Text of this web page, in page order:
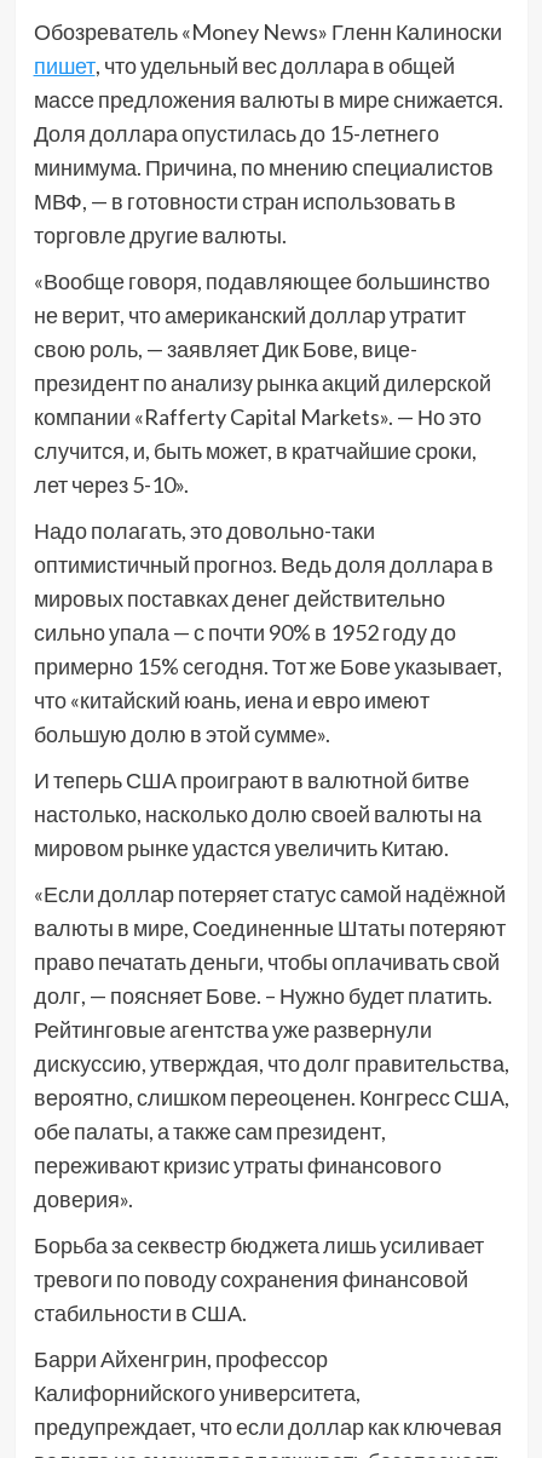
Обозреватель «Money News» Гленн Калиноски
пишет, что удельный вес доллара в общей
массе предложения валюты в мире снижается.
Доля доллара опустилась до 15-летнего
минимума. Причина, по мнению специалистов
МВФ, — в готовности стран использовать в
торговле другие валюты.
«Вообще говоря, подавляющее большинство
не верит, что американский доллар утратит
свою роль, — заявляет Дик Бове, вице-
президент по анализу рынка акций дилерской
компании «Rafferty Capital Markets». — Но это
случится, и, быть может, в кратчайшие сроки,
лет через 5-10».
Надо полагать, это довольно-таки
оптимистичный прогноз. Ведь доля доллара в
мировых поставках денег действительно
сильно упала — с почти 90% в 1952 году до
примерно 15% сегодня. Тот же Бове указывает,
что «китайский юань, иена и евро имеют
большую долю в этой сумме».
И теперь США проиграют в валютной битве
настолько, насколько долю своей валюты на
мировом рынке удастся увеличить Китаю.
«Если доллар потеряет статус самой надёжной
валюты в мире, Соединенные Штаты потеряют
право печатать деньги, чтобы оплачивать свой
долг, — поясняет Бове. – Нужно будет платить.
Рейтинговые агентства уже развернули
дискуссию, утверждая, что долг правительства,
вероятно, слишком переоценен. Конгресс США,
обе палаты, а также сам президент,
переживают кризис утраты финансового
доверия».
Борьба за секвестр бюджета лишь усиливает
тревоги по поводу сохранения финансовой
стабильности в США.
Барри Айхенгрин, профессор
Калифорнийского университета,
предупреждает, что если доллар как ключевая